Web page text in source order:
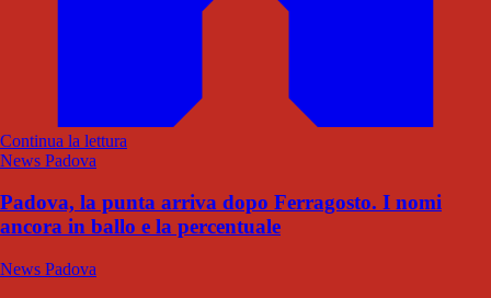
Continua la lettura
News Padova
Padova, la punta arriva dopo Ferragosto. I nomi
ancora in ballo e la percentuale
News Padova